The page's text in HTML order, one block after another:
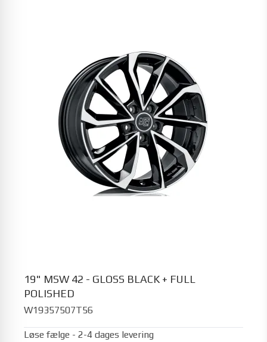
19" MSW 42 - GLOSS BLACK + FULL
POLISHED
W19357507T56
Løse fælge - 2-4 dages levering